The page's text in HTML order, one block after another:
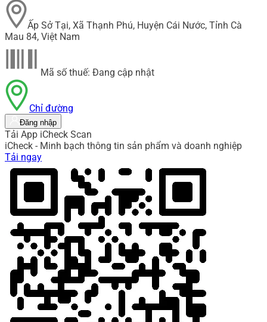
Ấp Sở Tại, Xã Thạnh Phú, Huyện Cái Nước, Tỉnh Cà
Mau 84, Việt Nam
Mã số thuế: Đang cập nhật
Chỉ đường
Đăng nhập
Tải App iCheck Scan
iCheck - Minh bạch thông tin sản phẩm và doanh nghiệp
Tải ngay